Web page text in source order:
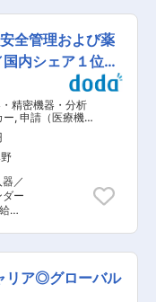
に感
み出
ル
して
テゴ
す。
セ
て評
ージ
で
密
ー
へ
軟
報
措
理 ・
・取
ン
内認
て
で
サ
お
ま
部
■
業
国内
療
全管理および薬
内シェア１位製
精密機器・分析
ー, 申請（医療機
（GVP）
／
ー
あ
医療
育リア◎グローバル